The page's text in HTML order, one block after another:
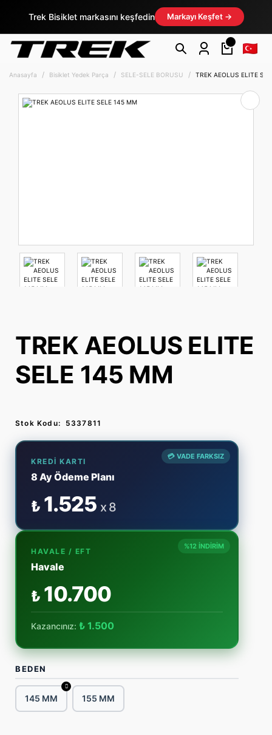
Trek Bisiklet markasını keşfedin Markayı Keşfet →
Anasayfa Bisiklet Yedek Parça SELE-SELE BORUSU TREK AEOLUS ELITE
TREK AEOLUS ELITE
SELE 145 MM
Stok Kodu: 5337811
💳 VADE FARKSIZ
KREDI KARTI
8 Ay Ödeme Planı
₺ 1.525 x 8
%12 İNDİRİM
HAVALE / EFT
Havale
₺ 10.700
Kazancınız: ₺ 1.500
BEDEN
145 MM 155 MM